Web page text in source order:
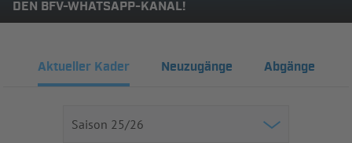
DEN BFV-WHATSAPP-KANAL!
Aktueller Kader Neuzugänge Abgänge